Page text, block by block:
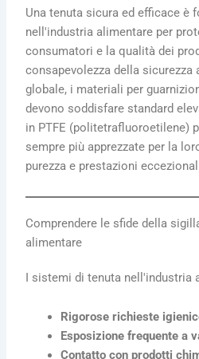
Una tenuta sicura ed efficace è
nell'industria alimentare per
consumatori e la qualità dei
consapevolezza della sicurezza
globale, i materiali per
devono soddisfare standard
in PTFE (politetrafluoroetilene)
sempre più apprezzate per la
purezza e prestazioni
Comprendere le sfide della
alimentare
I sistemi di tenuta nell'industria
Rigorose richieste
Esposizione frequente a
Contatto con prodotti